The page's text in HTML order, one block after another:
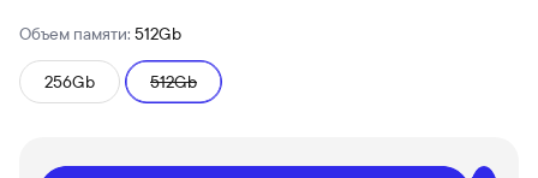
Объем памяти: 512Gb
256Gb 512Gb